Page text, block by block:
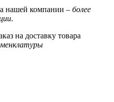
нашей компании – более
.
на доставку товара